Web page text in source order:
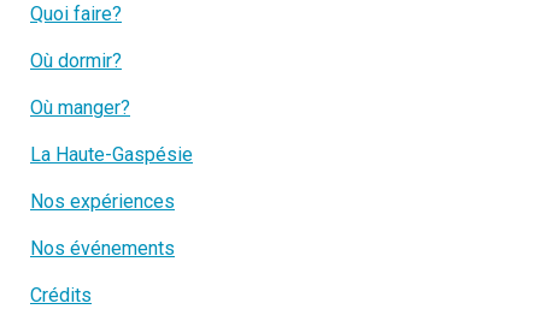
Quoi faire?
Où dormir?
Où manger?
La Haute-Gaspésie
Nos expériences
Nos événements
Crédits